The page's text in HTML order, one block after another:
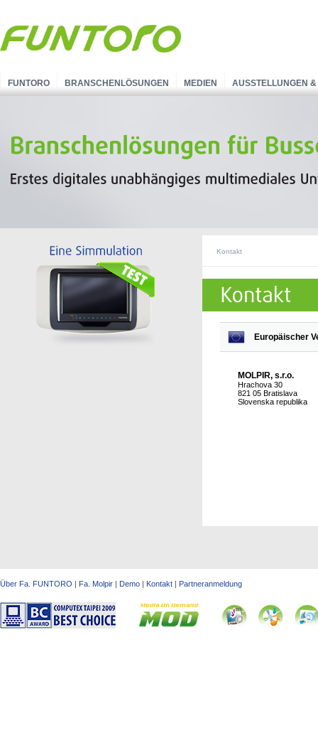
FUNTORO BRANSCHENLÖSUNGEN MEDIEN AUSSTELLUNGEN
Kontakt
Europäischer
MOLPIR, s.r.o.
Hrachova 30
821 05 Bratislava
Slovenska republika
Über Fa. FUNTORO | Fa. Molpir | Demo | Kontakt | Partneranmeldung